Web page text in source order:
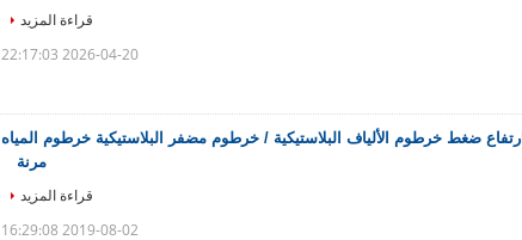
قراءة المزيد
2026-04-20 22:17:03
ارتفاع ضغط خرطوم الألياف البلاستيكية / خرطوم مضفر البلاستيكية خرطوم المياه
مرنة
قراءة المزيد
2019-08-02 16:29:08